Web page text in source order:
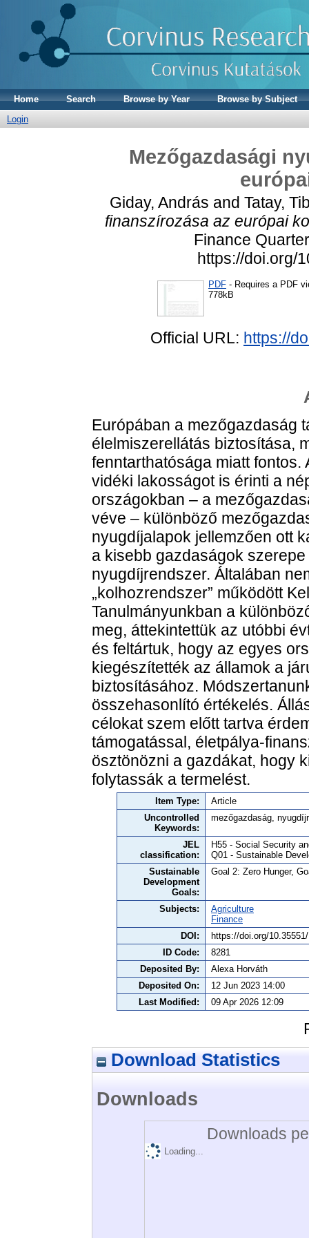
Home Search Browse by Year
Browse by Subject
Login
Mezőgazdasági
Giday, András and Tatay,
finanszírozása az európai
Finance
https://doi.org/
PDF - Requires a PDF
778kB
Official URL: https://
Európában a mezőgazdaság
élelmiszerellátás biztosítása,
fenntarthatósága miatt
vidéki lakosságot is érinti a
országokban – a
véve – különböző
nyugdíjalapok jellemzően ott
a kisebb gazdaságok
nyugdíjrendszer. Általában
„kolhozrendszer” működött
Tanulmányunkban a
meg, áttekintettük az utóbbi
és feltártuk, hogy az egyes
kiegészítették az államok a
biztosításához.
összehasonlító értékelés.
célokat szem előtt tartva
támogatással, életpálya-
ösztönözni a gazdákat, hogy
folytassák a termelést.
Item Type:
Article
Uncontrolled
Keywords:
mezőgazdaság,
JEL
classification:
H55 - Social Security
Q01 - Sustainable
Sustainable
Development
Goals:
Goal 2: Zero Hunger,
Subjects:
Agriculture
Finance
DOI:
https://doi.org/
ID Code:
8281
Deposited By:
Alexa Horváth
Deposited On:
12 Jun 2023 14:00
Last Modified:
09 Apr 2026 12:09
Download Statistics
Downloads
Downloads
Loading...